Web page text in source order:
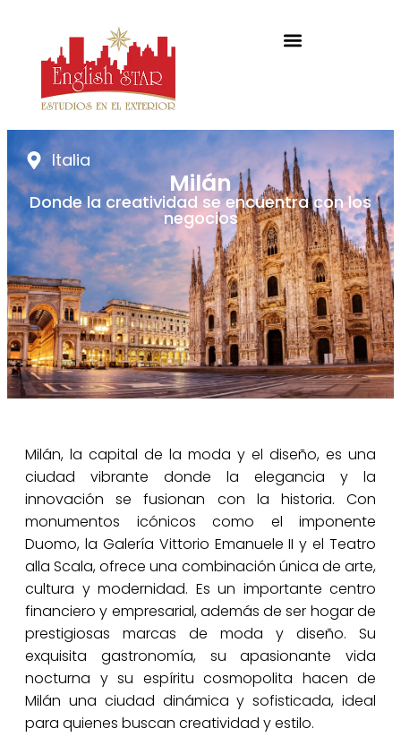
Italia
Milán
Donde la creatividad se encuentra con los
negocios
Milán, la capital de la moda y el diseño, es una
ciudad vibrante donde la elegancia y la
innovación se fusionan con la historia. Con
monumentos icónicos como el imponente
Duomo, la Galería Vittorio Emanuele II y el Teatro
alla Scala, ofrece una combinación única de arte,
cultura y modernidad. Es un importante centro
financiero y empresarial, además de ser hogar de
prestigiosas marcas de moda y diseño. Su
exquisita gastronomía, su apasionante vida
nocturna y su espíritu cosmopolita hacen de
Milán una ciudad dinámica y sofisticada, ideal
para quienes buscan creatividad y estilo.